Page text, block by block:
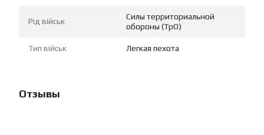
Рід військ
Силы территориальной
обороны (ТрО)
Тип військ Легкая пехота
Отзывы